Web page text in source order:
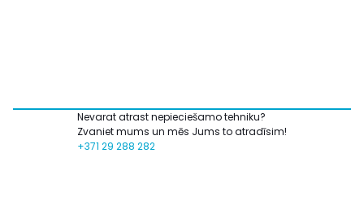
Nevarat atrast nepieciešamo tehniku?
Zvaniet mums un mēs Jums to atradīsim!
+371 29 288 282